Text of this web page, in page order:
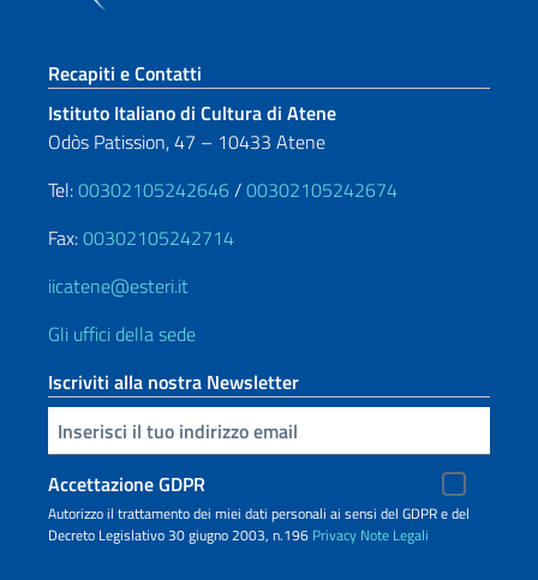
Sezione footer
Recapiti e Contatti
Istituto Italiano di Cultura di Atene
Odòs Patission, 47 – 10433 Atene
Tel:00302105242646 /00302105242674
Fax:00302105242714
iicatene@esteri.it
Gli uffici della sede
Iscriviti alla nostra Newsletter
Inserisci la tua email
Accettazione GDPR
Autorizzo il trattamento dei miei dati personali ai sensi del GDPR e del
Decreto Legislativo 30 giugno 2003, n.196 Privacy Note Legali